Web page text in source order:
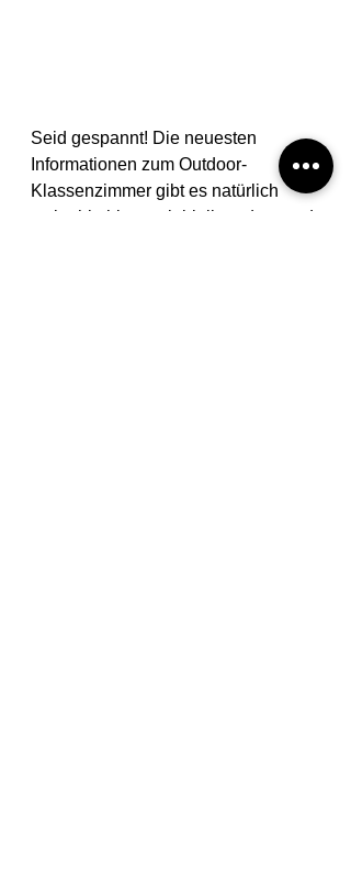
Seid gespannt! Die neuesten
Informationen zum Outdoor-
Klassenzimmer gibt es natürlich
weiterhin hier – wir bleiben dran und